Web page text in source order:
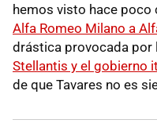
hemos visto hace poco
Alfa Romeo Milano a
drástica provocada por
Stellantis y el gobierno
de que Tavares no es